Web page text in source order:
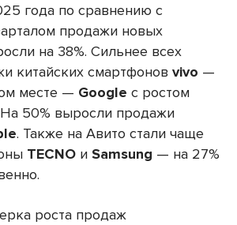
года по сравнению с
продажи новых
на 38%. Сильнее всех
китайских смартфонов vivo —
месте — Google с ростом
50% выросли продажи
. Также на Авито стали чаще
TECNO и Samsung — на 27%
роста продаж